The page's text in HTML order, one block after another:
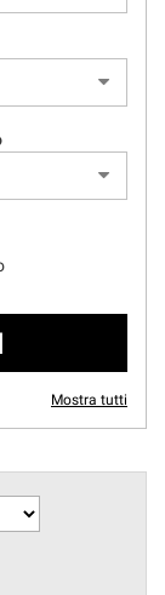
Mostra tutti